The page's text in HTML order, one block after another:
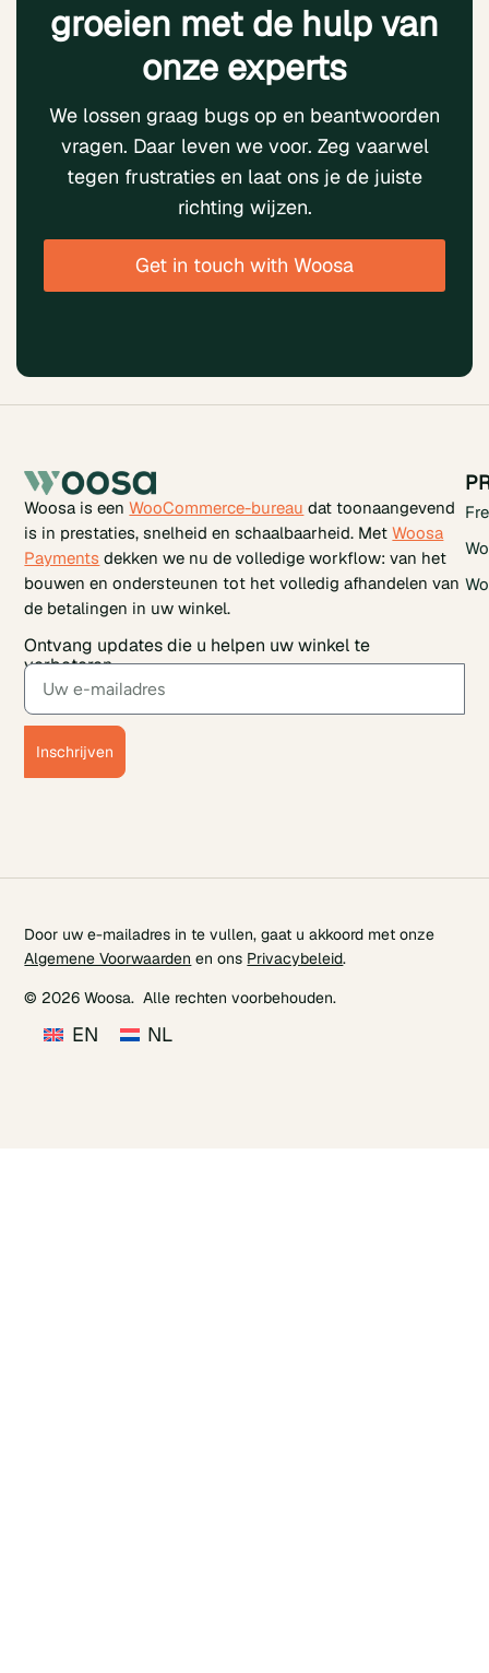
groeien met de hulp van
onze experts
We lossen graag bugs op en beantwoorden
vragen. Daar leven we voor. Zeg vaarwel
tegen frustraties en laat ons je de juiste
richting wijzen.
Get in touch with Woosa
Woosa is eenWooCommerce-bureau dat toonaangevend
is in prestaties, snelheid en schaalbaarheid. MetWoosa
Payments dekken we nu de volledige workflow: van het
bouwen en ondersteunen tot het volledig afhandelen van
de betalingen in uw winkel.
Ontvang updates die u helpen uw winkel te
verbeteren.
Inschrijven
Door uw e-mailadres in te vullen, gaat u akkoord met onze
Algemene Voorwaarden en ons Privacybeleid.
© 2026 Woosa. Alle rechten voorbehouden.
EN NL